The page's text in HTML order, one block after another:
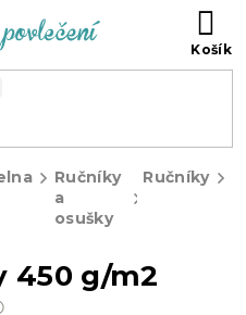
Ručníky
a
osušky
Ručníky
450 g/m2